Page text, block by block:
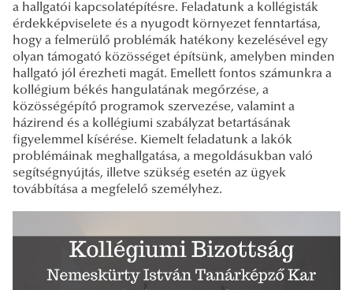
a hallgatói kapcsolatépítésre. Feladatunk a kollégisták
érdekképviselete és a nyugodt környezet fenntartása,
hogy a felmerülő problémák hatékony kezelésével egy
olyan támogató közösséget építsünk, amelyben minden
hallgató jól érezheti magát. Emellett fontos számunkra a
kollégium békés hangulatának megőrzése, a
közösségépítő programok szervezése, valamint a
házirend és a kollégiumi szabályzat betartásának
figyelemmel kísérése. Kiemelt feladatunk a lakók
problémáinak meghallgatása, a megoldásukban való
segítségnyújtás, illetve szükség esetén az ügyek
továbbítása a megfelelő személyhez.